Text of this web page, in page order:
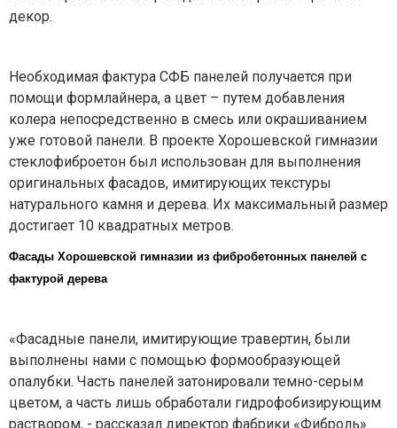
декор.
Необходимая фактура СФБ панелей получается при
помощи формлайнера, а цвет – путем добавления
колера непосредственно в смесь или окрашиванием
уже готовой панели. В проекте Хорошевской гимназии
стеклофиброетон был использован для выполнения
оригинальных фасадов, имитирующих текстуры
натурального камня и дерева. Их максимальный размер
достигает 10 квадратных метров.
Фасады Хорошевской гимназии из фибробетонных панелей с
фактурой дерева
«Фасадные панели, имитирующие травертин, были
выполнены нами с помощью формообразующей
опалубки. Часть панелей затонировали темно-серым
цветом, а часть лишь обработали гидрофобизирующим
раствором, - рассказал директор фабрики «Фиброль»